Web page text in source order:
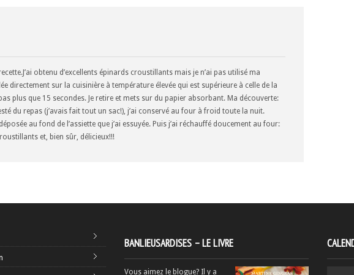
obtenu d’excellents épinards croustillants mais je n’ai pas utilisé ma
directement sur la cuisinière à température élevée qui est supérieure à celle de la
plus que 15 secondes. Je retire et mets sur du papier absorbant. Ma découverte:
du repas (j’avais fait tout un sac!), j’ai conservé au four à froid toute la nuit.
au fond de l’assiette que j’ai essuyée. Puis j’ai réchauffé doucement au four:
et, bien sûr, délicieux!!!
BANLIEUSARDISES – LE LIVRE
Vous aimez le blogue? Il y a